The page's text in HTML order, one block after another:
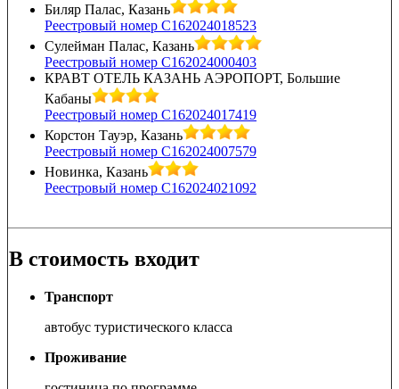
Биляр Палас, Казань
Реестровый номер С162024018523
Сулейман Палас, Казань
Реестровый номер С162024000403
КРАВТ ОТЕЛЬ КАЗАНЬ АЭРОПОРТ, Большие
Кабаны
Реестровый номер С162024017419
Корстон Тауэр, Казань
Реестровый номер С162024007579
Новинка, Казань
Реестровый номер С162024021092
В стоимость входит
Транспорт
автобус туристического класса
Проживание